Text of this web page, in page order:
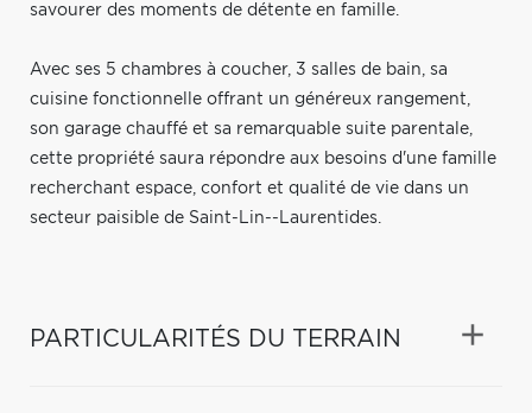
savourer des moments de détente en famille.
Avec ses 5 chambres à coucher, 3 salles de bain, sa
cuisine fonctionnelle offrant un généreux rangement,
son garage chauffé et sa remarquable suite parentale,
cette propriété saura répondre aux besoins d'une famille
recherchant espace, confort et qualité de vie dans un
secteur paisible de Saint-Lin--Laurentides.
PARTICULARITÉS DU TERRAIN